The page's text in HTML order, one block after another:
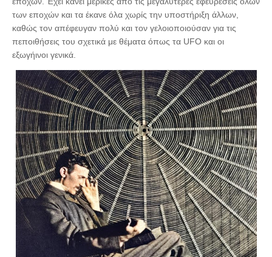
των εποχών και τα έκανε όλα χωρίς την υποστήριξη άλλων,
καθώς τον απέφευγαν πολύ και τον γελοιοποιούσαν για τις
πεποιθήσεις του σχετικά με θέματα όπως τα UFO και οι
εξωγήινοι γενικά.